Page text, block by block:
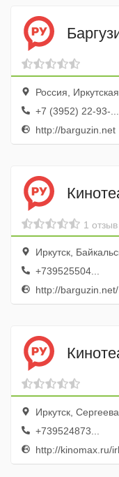
Россия, Иркутская
+7 (3952) 22-93-...
http://barguzin.net
1 отзыв
Иркутск,
+739525504...
http://barguzin.net/
Иркутск,
+739524873...
http://kinomax.ru/